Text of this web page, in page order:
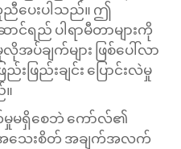
ညီပေးပါသည်။ ဤ
င်ရည် ပါရာမီတာများကို
ပ်ချက်များ ဖြစ်ပေါ်လာ
းဖြည်းချင်း ပြောင်းလဲမှု
။
မရှိစေဘဲ ကော်လ်၏
သေးစိတ် အချက်အလက်